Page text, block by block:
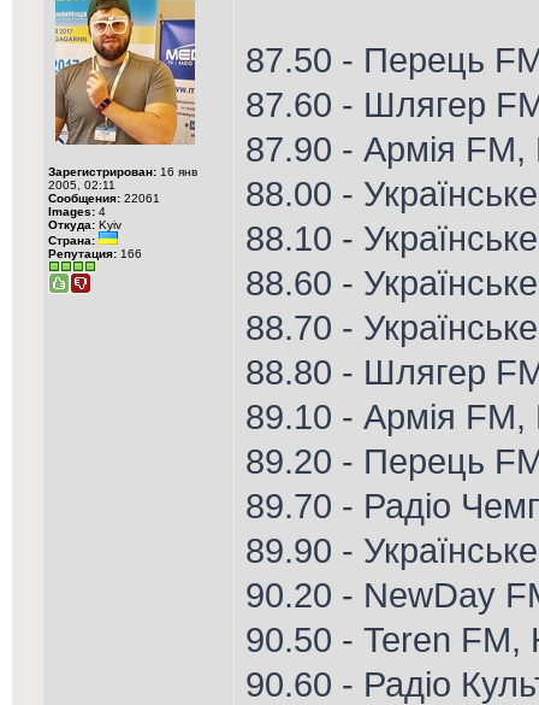
Зарегистрирован: 16 янв
2005, 02:11
Сообщения: 22061
Images: 4
Откуда: Kyiv
Страна:
Репутация: 166
87.50 - Перець
87.60 - Шлягер
87.90 - Армія FM,
88.00 -
88.10 -
88.60 -
88.70 -
88.80 - Шлягер
89.10 - Армія FM,
89.20 - Перець
89.70 - Радіо
89.90 -
90.20 - NewDay
90.50 - Teren FM,
90.60 - Радіо